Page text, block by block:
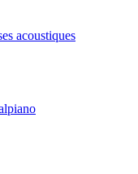
acoustiques